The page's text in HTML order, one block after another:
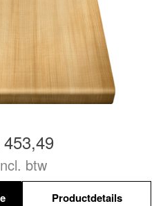
btw
Productdetails